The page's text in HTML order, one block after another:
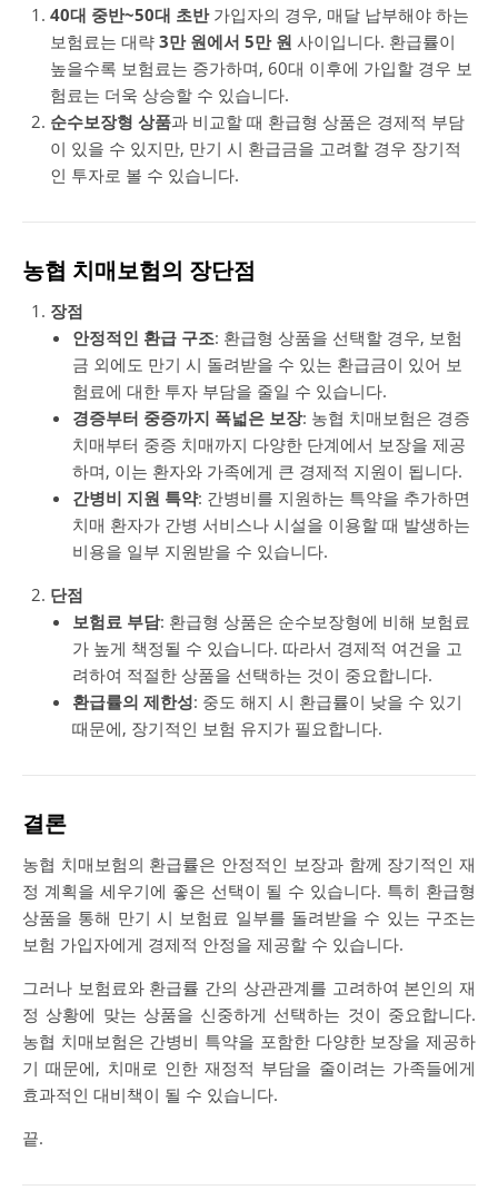
40대 중반~50대 초반가입자의 경우, 매달 납부해야 하는
보험료는 대략 3만 원에서 5만 원 사이입니다. 환급률이
높을수록 보험료는 증가하며, 60대 이후에 가입할 경우 보
험료는 더욱 상승할 수 있습니다.
순수보장형 상품과 비교할 때 환급형 상품은 경제적 부담
이 있을 수 있지만, 만기 시 환급금을 고려할 경우 장기적
인 투자로 볼 수 있습니다.
농협 치매보험의 장단점
장점
안정적인 환급 구조: 환급형 상품을 선택할 경우, 보험
금 외에도 만기 시 돌려받을 수 있는 환급금이 있어 보
험료에 대한 투자 부담을 줄일 수 있습니다.
경증부터 중증까지 폭넓은 보장: 농협 치매보험은 경증
치매부터 중증 치매까지 다양한 단계에서 보장을 제공
하며, 이는 환자와 가족에게 큰 경제적 지원이 됩니다.
간병비 지원 특약: 간병비를 지원하는 특약을 추가하면
치매 환자가 간병 서비스나 시설을 이용할 때 발생하는
비용을 일부 지원받을 수 있습니다.
단점
보험료 부담: 환급형 상품은 순수보장형에 비해 보험료
가 높게 책정될 수 있습니다. 따라서 경제적 여건을 고
려하여 적절한 상품을 선택하는 것이 중요합니다.
환급률의 제한성: 중도 해지 시 환급률이 낮을 수 있기
때문에, 장기적인 보험 유지가 필요합니다.
결론
농협 치매보험의 환급률은 안정적인 보장과 함께 장기적인 재
정 계획을 세우기에 좋은 선택이 될 수 있습니다. 특히 환급형
상품을 통해 만기 시 보험료 일부를 돌려받을 수 있는 구조는
보험 가입자에게 경제적 안정을 제공할 수 있습니다.
그러나 보험료와 환급률 간의 상관관계를 고려하여 본인의 재
정 상황에 맞는 상품을 신중하게 선택하는 것이 중요합니다.
농협 치매보험은 간병비 특약을 포함한 다양한 보장을 제공하
기 때문에, 치매로 인한 재정적 부담을 줄이려는 가족들에게
효과적인 대비책이 될 수 있습니다.
끝.